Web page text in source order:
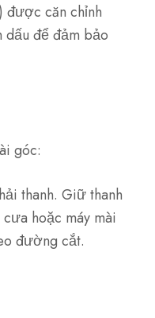
được căn chỉnh
để đảm bảo
góc:
thanh. Giữ thanh
hoặc máy mài
đường cắt.